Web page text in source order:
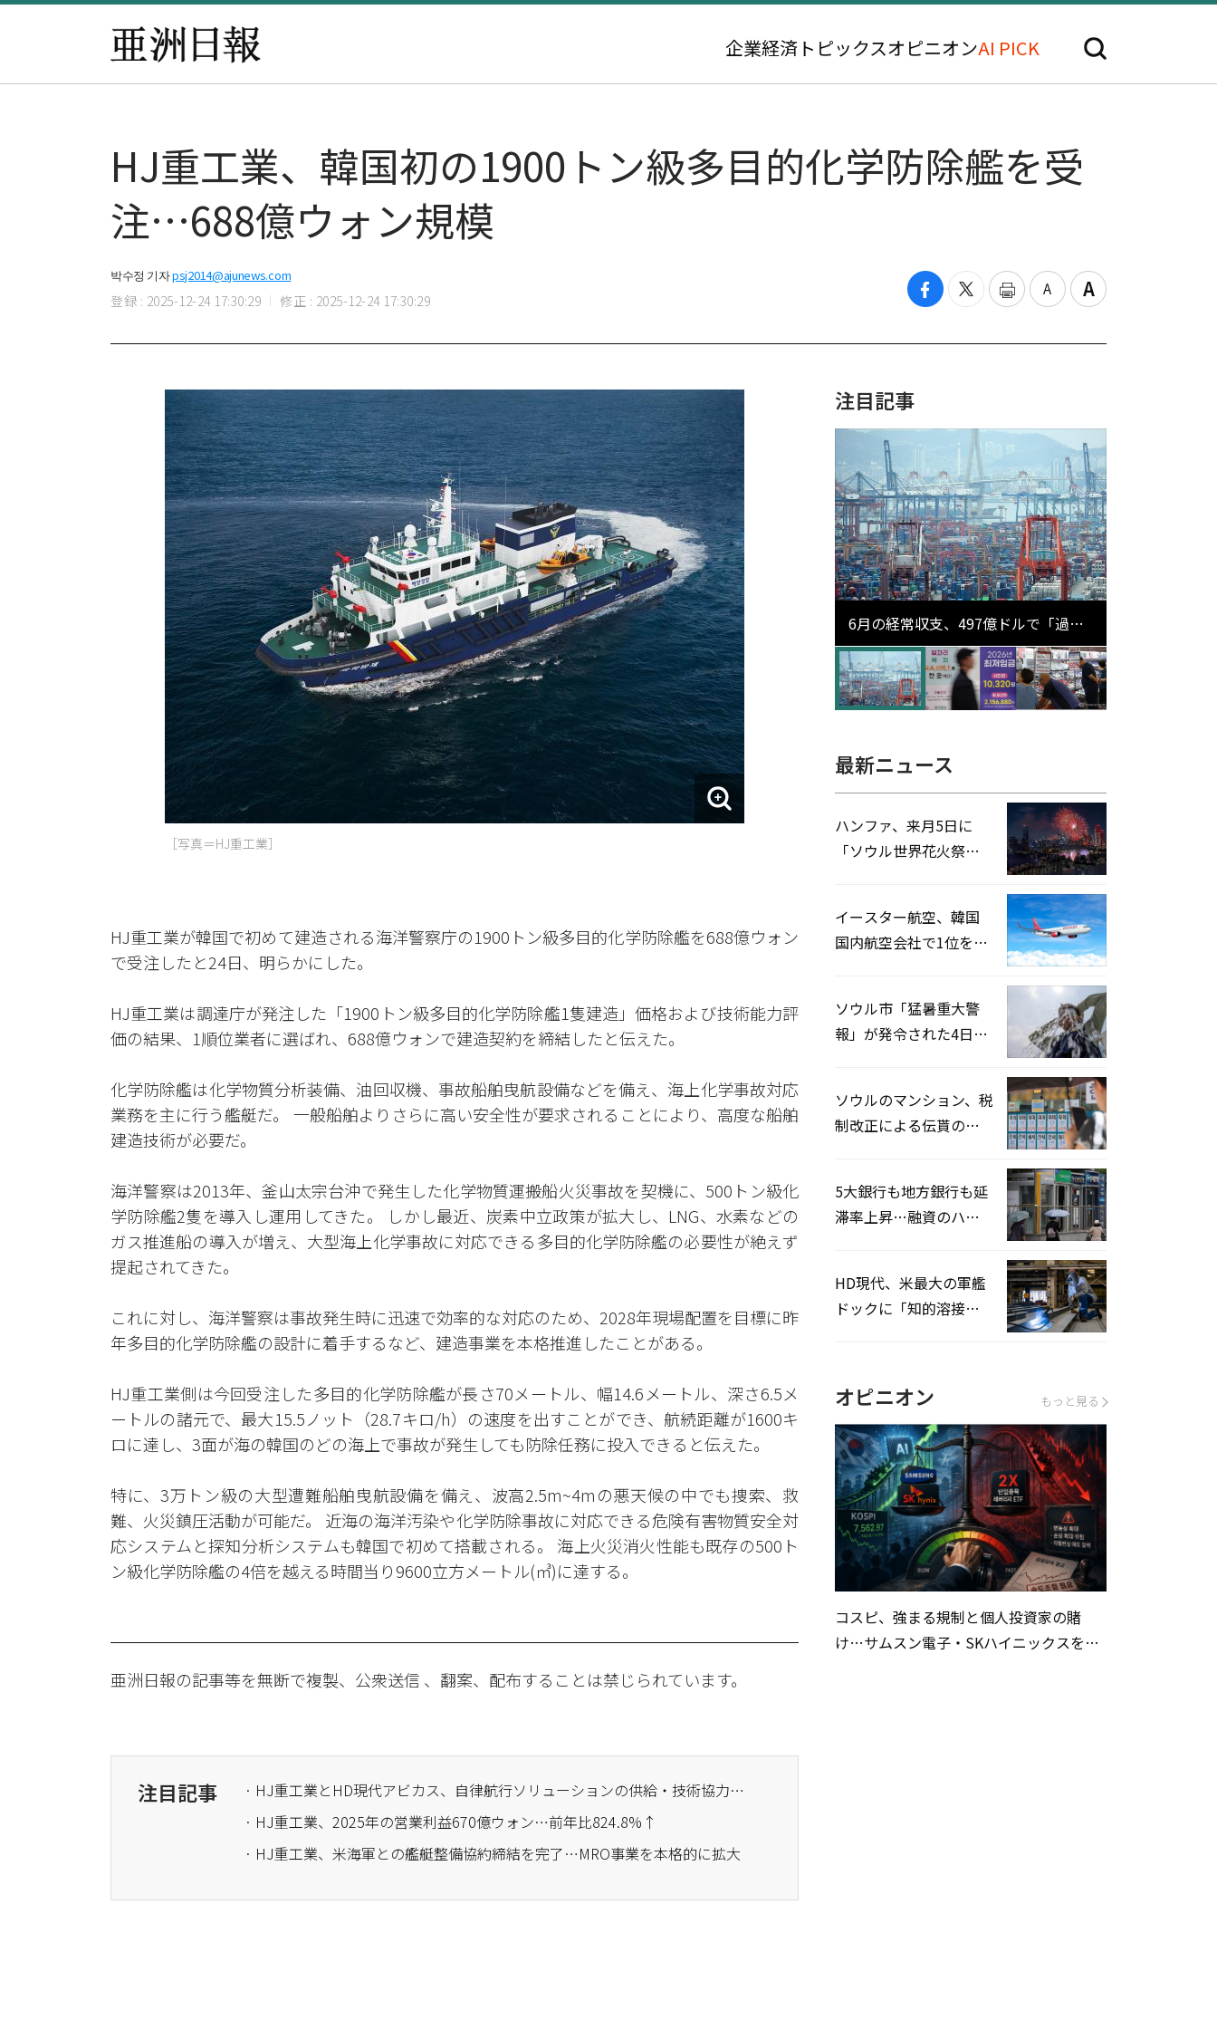
企業経済 トピックスオピニオンAI PICK
HJ重工業、韓国初の1900トン級多目的化学防除艦を受
注…688億ウォン規模
박수정 기자psj2014@ajunews.com
登録 : 2025-12-24 17:30:29 修正 : 2025-12-24 17:30:29
［写真＝HJ重工業］
HJ重工業が韓国で初めて建造される海洋警察庁の1900トン級多目的化学防除艦を688億ウォン
で受注したと24日、明らかにした。
HJ重工業は調達庁が発注した「1900トン級多目的化学防除艦1隻建造」価格および技術能力評
価の結果、1順位業者に選ばれ、688億ウォンで建造契約を締結したと伝えた。
化学防除艦は化学物質分析装備、油回収機、事故船舶曳航設備などを備え、海上化学事故対応
業務を主に行う艦艇だ。 一般船舶よりさらに高い安全性が要求されることにより、高度な船舶
建造技術が必要だ。
海洋警察は2013年、釜山太宗台沖で発生した化学物質運搬船火災事故を契機に、500トン級化
学防除艦2隻を導入し運用してきた。 しかし最近、炭素中立政策が拡大し、LNG、水素などの
ガス推進船の導入が増え、大型海上化学事故に対応できる多目的化学防除艦の必要性が絶えず
提起されてきた。
これに対し、海洋警察は事故発生時に迅速で効率的な対応のため、2028年現場配置を目標に昨
年多目的化学防除艦の設計に着手するなど、建造事業を本格推進したことがある。
HJ重工業側は今回受注した多目的化学防除艦が長さ70メートル、幅14.6メートル、深さ6.5メ
ートルの諸元で、最大15.5ノット（28.7キロ/h）の速度を出すことができ、航続距離が1600キ
ロに達し、3面が海の韓国のどの海上で事故が発生しても防除任務に投入できると伝えた。
特に、3万トン級の大型遭難船舶曳航設備を備え、波高2.5m~4mの悪天候の中でも捜索、救
難、火災鎮圧活動が可能だ。 近海の海洋汚染や化学防除事故に対応できる危険有害物質安全対
応システムと探知分析システムも韓国で初めて搭載される。 海上火災消火性能も既存の500ト
ン級化学防除艦の4倍を越える時間当り9600立方メートル(㎥)に達する。
亜洲日報の記事等を無断で複製、公衆送信 、翻案、配布することは禁じられています。
注目記事
· HJ重工業とHD現代アビカス、自律航行ソリューションの供給・技術協力に関するMOUを締結
· HJ重工業、2025年の営業利益670億ウォン…前年比824.8%↑
· HJ重工業、米海軍との艦艇整備協約締結を完了…MRO事業を本格的に拡大
注目記事
6月の経常収支、497億ドルで「過去
最大」…輸出が初の1000億ドル突破
最新ニュース
ハンファ、来月5日に
「ソウル世界花火祭り
イースター航空、韓国
国内航空会社で1位を記
ソウル市「猛暑重大警
報」が発令された4日、
ソウルのマンション、税
制改正による伝貰の月
5大銀行も地方銀行も延
滞率上昇…融資のハー
HD現代、米最大の軍艦
ドックに「知的溶接」
オピニオン もっと見る
コスピ、強まる規制と個人投資家の賭
け…サムスン電子・SKハイニックスを巡